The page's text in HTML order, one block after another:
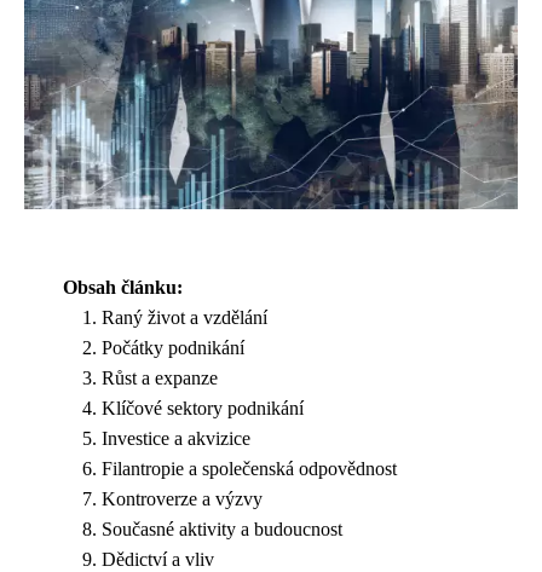
Obsah článku:
Raný život a vzdělání
Počátky podnikání
Růst a expanze
Klíčové sektory podnikání
Investice a akvizice
Filantropie a společenská odpovědnost
Kontroverze a výzvy
Současné aktivity a budoucnost
Dědictví a vliv